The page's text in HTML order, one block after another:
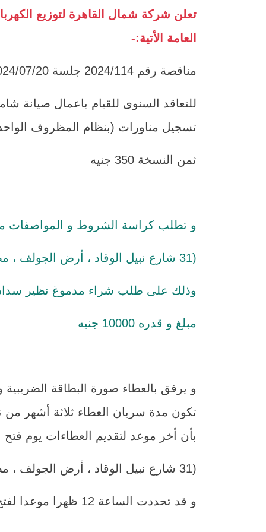
تعلن شركة شمال القاهرة لتوزيع
العامة الأتية:-
مناقصة رقم 2024/114 جلسة 2024/07/20
للتعاقد السنوى للقيام باعمال صيانة
تسجيل مناورات (بنظام المظروف
ثمن النسخة 350 جنيه
و تطلب كراسة الشروط و المواصفات من
(31 شارع نبيل الوقاد ، أرض الجولف ، مصر الجديدة ، القاهرة)
وذلك على طلب شراء مدموغ نظير سداد
مبلغ و قدره 10000 جنيه
بأن أخر موعد لتقديم العطاءات يوم فتح المظاريف
(31 شارع نبيل الوقاد ، أرض الجولف ، مصر الجديدة ، القاهرة)
و قد تحددت الساعة 12 ظهرا موعدا لفتح المظاريف و تعتبر لائحة العقود و المشتريات بالشركة مكملة لهذا الإعلان.